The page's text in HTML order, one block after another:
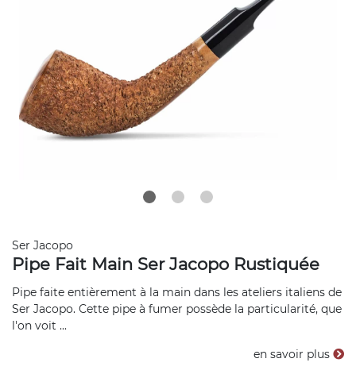
Ser Jacopo
Pipe Fait Main Ser Jacopo Rustiquée
Pipe faite entièrement à la main dans les ateliers italiens de
Ser Jacopo. Cette pipe à fumer possède la particularité, que
l'on voit ...
en savoir plus